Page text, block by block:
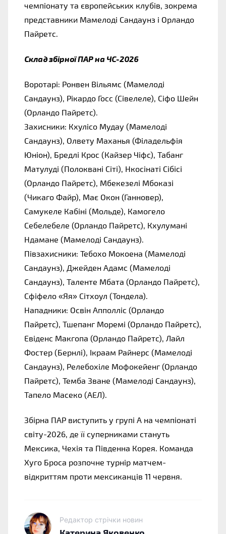
чемпіонату та європейських клубів, зокрема
представники Мамелоді Сандаунз і Орландо
Пайретс.
Склад збірної ПАР на ЧС-2026
Воротарі: Ронвен Вільямс (Мамелоді
Сандаунз), Рікардо Госс (Сівелеле), Сіфо Шейн
(Орландо Пайретс).
Захисники: Кхулісо Мудау (Мамелоді
Сандаунз), Олвету Маханья (Філадельфія
Юніон), Бредлі Крос (Кайзер Чіфс), Табанг
Матулуді (Полоквані Сіті), Нкосінаті Сібісі
(Орландо Пайретс), Мбекезелі Мбоказі
(Чикаго Файр), Має Окон (Ганновер),
Самукеле Кабіні (Мольде), Камогело
Себелебеле (Орландо Пайретс), Кхулумані
Ндамане (Мамелоді Сандаунз).
Півзахисники: Тебохо Мокоена (Мамелоді
Сандаунз), Джейден Адамс (Мамелоді
Сандаунз), Таленте Мбата (Орландо Пайретс),
Сфіфело «Яя» Сітхоул (Тондела).
Нападники: Освін Апполліс (Орландо
Пайретс), Тшепанг Моремі (Орландо Пайретс),
Евіденс Макгопа (Орландо Пайретс), Лайл
Фостер (Бернлі), Ікраам Райнерс (Мамелоді
Сандаунз), Релебохіле Мофокейенг (Орландо
Пайретс), Темба Зване (Мамелоді Сандаунз),
Тапело Масеко (АЕЛ).
Збірна ПАР виступить у групі А на чемпіонаті
світу-2026, де її суперниками стануть
Мексика, Чехія та Південна Корея. Команда
Хуго Броса розпочне турнір матчем-
відкриттям проти мексиканців 11 червня.
Редактор стрічки новин